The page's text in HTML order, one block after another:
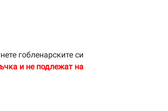
гобленарските си
и не подлежат на